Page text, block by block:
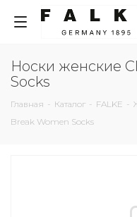
Носки женские
Socks
Главная - Каталог - FALKE -
Break Women Socks